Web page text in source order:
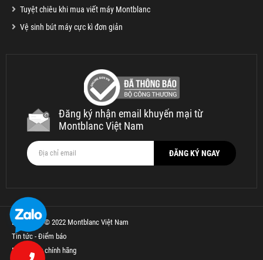
Tuyệt chiêu khi mua viết máy Montblanc
Vệ sinh bút máy cực kì đơn giản
Đăng ký nhận email khuyến mại từ
Montblanc Việt Nam
Bản quyền © 2022 Montblanc Việt Nam
Tin tức - Điểm báo
Bút Parker chính hãng